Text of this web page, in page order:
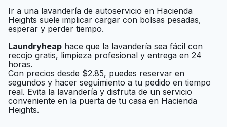
Ir a una lavandería de autoservicio en Hacienda
Heights suele implicar cargar con bolsas pesadas,
esperar y perder tiempo.
Laundryheap hace que la lavandería sea fácil con
recojo gratis, limpieza profesional y entrega en 24
horas.
Con precios desde $2.85, puedes reservar en
segundos y hacer seguimiento a tu pedido en tiempo
real. Evita la lavandería y disfruta de un servicio
conveniente en la puerta de tu casa en Hacienda
Heights.